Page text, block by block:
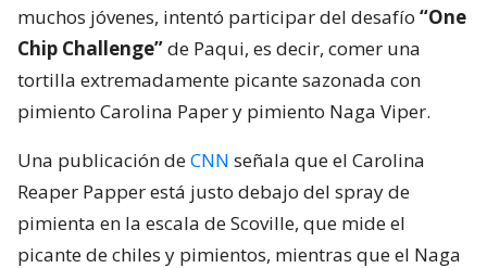
muchos jóvenes, intentó participar del desafío “One
Chip Challenge”de Paqui, es decir, comer una
tortilla extremadamente picante sazonada con
pimiento Carolina Paper y pimiento Naga Viper.
Una publicación deCNN señala que el Carolina
Reaper Papper está justo debajo del spray de
pimienta en la escala de Scoville, que mide el
picante de chiles y pimientos, mientras que el Naga